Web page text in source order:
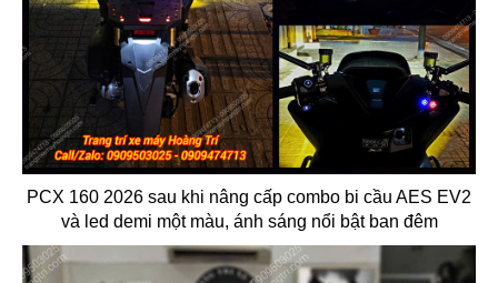
PCX 160 2026 sau khi nâng cấp combo bi cầu AES EV2
và led demi một màu, ánh sáng nổi bật ban đêm